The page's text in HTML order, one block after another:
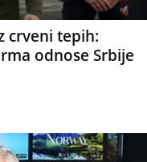
crveni tepih:
odnose Srbije